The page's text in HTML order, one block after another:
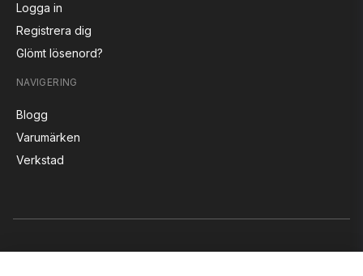
Logga in
Registrera dig
Glömt lösenord?
NAVIGERING
Blogg
Varumärken
Verkstad